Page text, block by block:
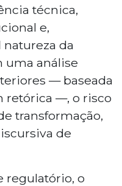
técnica,
e,
da
uma análise
— baseada
retórica —, o risco
transformação,
de
regulatório, o